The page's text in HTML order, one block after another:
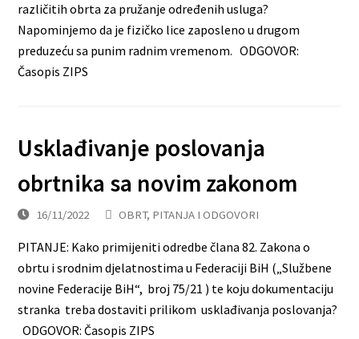
različitih obrta za pružanje određenih usluga?
Napominjemo da je fizičko lice zaposleno u drugom
preduzeću sa punim radnim vremenom. ODGOVOR:
Časopis ZIPS
Usklađivanje poslovanja
obrtnika sa novim zakonom
16/11/2022 OBRT, PITANJA I ODGOVORI
PITANJE: Kako primijeniti odredbe člana 82. Zakona o
obrtu i srodnim djelatnostima u Federaciji BiH („Službene
novine Federacije BiH“, broj 75/21 ) te koju dokumentaciju
stranka treba dostaviti prilikom usklađivanja poslovanja?
ODGOVOR: Časopis ZIPS